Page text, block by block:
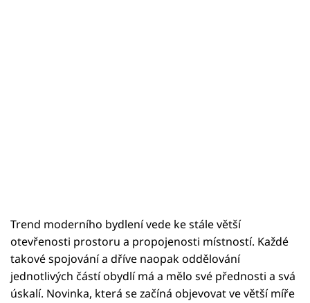
Trend moderního bydlení vede ke stále větší
otevřenosti prostoru a propojenosti místností. Každé
takové spojování a dříve naopak oddělování
jednotlivých částí obydlí má a mělo své přednosti a svá
úskalí. Novinka, která se začíná objevovat ve větší míře